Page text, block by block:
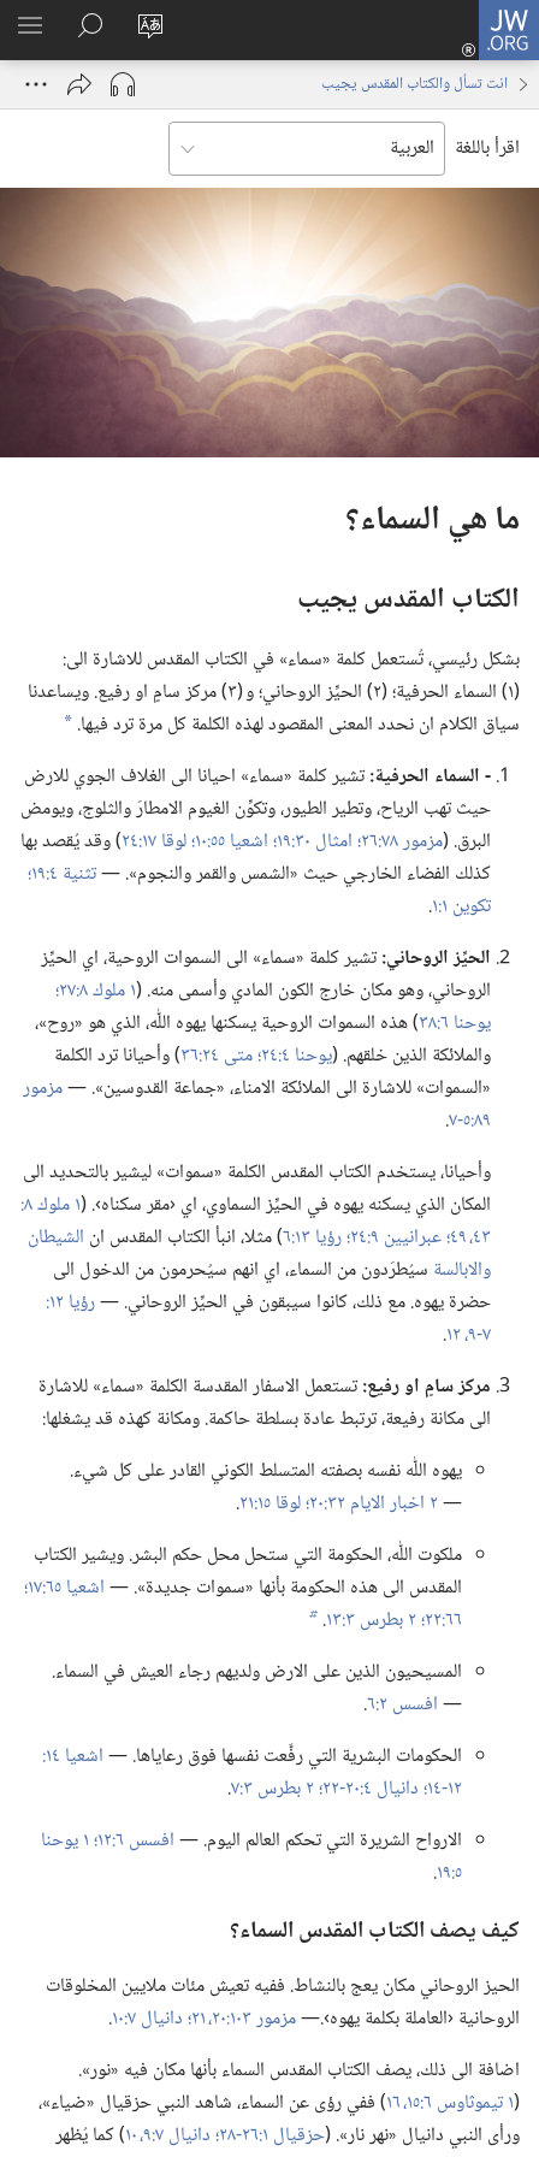
JW.ORG
تغيير
لغة
الموقع
تسجيل
الدخول
نافذة
البحث
في
JW.‎ORG
انت تسأل والكتاب المقدس يجيب
اقرأ باللغة
ما هي السماء؟‏
الكتاب المقدس يجيب
بشكل رئيسي،‏ تُستعمل كلمة «سماء» في الكتاب المقدس للاشارة الى:‏
(‏١)‏ السماء الحرفية؛‏ (‏٢)‏ الحيِّز الروحاني؛‏ و (‏٣)‏ مركز سامٍ او رفيع.‏ ويساعدنا
سياق الكلام ان نحدد المعنى المقصود لهذه الكلمة كل مرة ترد فيها.‏ a
‏-‏ السماء الحرفية:‏تشير كلمة «سماء» احيانا الى الغلاف الجوي للارض
حيث تهب الرياح،‏ وتطير الطيور،‏ وتكوِّن الغيوم الامطارَ والثلوج،‏ ويومض
البرق.‏ (‏مزمور ٧٨:‏٢٦؛‏ امثال ٣٠:‏١٩؛‏ اشعيا ٥٥:‏١٠؛‏ لوقا ١٧:‏٢٤
‏)‏ وقد يُقصد بها
كذلك الفضاء الخارجي حيث «الشمس والقمر والنجوم».‏ —‏تثنية ٤:‏١٩؛‏
تكوين ١:‏١
‏.‏
الحيِّز الروحاني:‏تشير كلمة «سماء» الى السموات الروحية،‏ اي الحيِّز
الروحاني،‏ وهو مكان خارج الكون المادي وأسمى منه.‏ (‏١ ملوك ٨:‏٢٧؛‏
يوحنا ٦:‏٣٨
‏)‏ هذه السموات الروحية يسكنها يهوه اللّٰه،‏ الذي هو «روح»،‏
والملائكة الذين خلقهم.‏ (‏يوحنا ٤:‏٢٤؛‏ متى ٢٤:‏٣٦
‏)‏ وأحيانا ترد الكلمة
«السموات» للاشارة الى الملائكة الامناء،‏ «جماعة القدوسين».‏ —‏مزمور
٨٩:‏​٥-‏٧
‏.‏
وأحيانا،‏ يستخدم الكتاب المقدس الكلمة «سموات» ليشير بالتحديد الى
المكان الذي يسكنه يهوه في الحيِّز السماوي،‏ اي ‹مقر سكناه›.‏ (‏
٤٣،‏
عبرانيين ٩:‏٢٤؛‏ رؤيا ١٣:‏٦ ‏)‏ مثلا،‏ انبأ الكتاب المقدس ان الشيطان
والابالسة سيُطرَدون من السماء،‏ اي انهم سيُحرمون من الدخول الى
حضرة يهوه.‏ مع ذلك،‏ كانوا سيبقون في الحيِّز الروحاني.‏ —‏
٧-‏٩،‏
‏.‏
مركز سامٍ او رفيع:‏تستعمل الاسفار المقدسة الكلمة «سماء» للاشارة
الى مكانة رفيعة،‏ ترتبط عادة بسلطة حاكمة.‏ ومكانة كهذه قد يشغلها:‏
يهوه اللّٰه نفسه بصفته المتسلط الكوني القادر على كل شيء.‏
—‏٢ اخبار الايام ٣٢:‏٢٠؛‏ لوقا ١٥:‏٢١
‏.‏
ملكوت اللّٰه،‏ الحكومة التي ستحل محل حكم البشر.‏ ويشير الكتاب
المقدس الى هذه الحكومة بأنها «سموات جديدة».‏ —‏اشعيا ٦٥:‏١٧؛‏
٦٦:‏٢٢؛‏
‏.‏
b
المسيحيون الذين على الارض ولديهم رجاء العيش في السماء.‏
—‏افسس ٢:‏٦
‏.‏
الحكومات البشرية التي رفَّعت نفسها فوق رعاياها.‏ —‏
١٢-‏١٤؛‏
دانيال ٤:‏​٢٠-‏٢٢؛‏
‏.‏
الارواح الشريرة التي تحكم العالم اليوم.‏ —‏افسس ٦:‏١٢؛‏
١ يوحنا
٥:‏١٩ ‏.‏
كيف يصف الكتاب المقدس السماء؟‏
الحيز الروحاني مكان يعج بالنشاط.‏ ففيه تعيش مئات ملايين المخلوقات
الروحانية ‹العاملة بكلمة يهوه›.‏—‏مزمور ١٠٣:‏​٢٠،‏ ٢١؛‏ دانيال ٧:‏١٠
‏.‏
اضافة الى ذلك،‏ يصف الكتاب المقدس السماء بأنها مكان فيه «نور».‏
(‏١ تيموثاوس ٦:‏​١٥،‏ ١٦
‏)‏ ففي رؤى عن السماء،‏ شاهد النبي حزقيال «ضياء»،‏
ورأى النبي دانيال «نهر نار».‏ (‏حزقيال ١:‏​٢٦-‏٢٨؛‏ دانيال ٧:‏​٩،‏ ١٠
‏)‏ كما يُظهر